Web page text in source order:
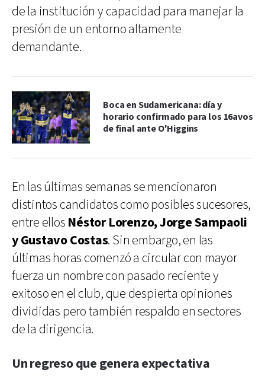
de la institución y capacidad para manejar la
presión de un entorno altamente
demandante.
Boca en Sudamericana: día y
horario confirmado para los 16avos
de final ante O'Higgins
En las últimas semanas se mencionaron
distintos candidatos como posibles sucesores,
entre ellos Néstor Lorenzo, Jorge Sampaoli
y Gustavo Costas. Sin embargo, en las
últimas horas comenzó a circular con mayor
fuerza un nombre con pasado reciente y
exitoso en el club, que despierta opiniones
divididas pero también respaldo en sectores
de la dirigencia.
Un regreso que genera expectativa